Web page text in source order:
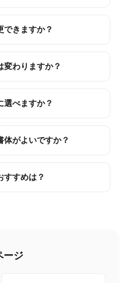
できますか？
変わりますか？
選べますか？
体がよいですか？
すすめは？
ージ